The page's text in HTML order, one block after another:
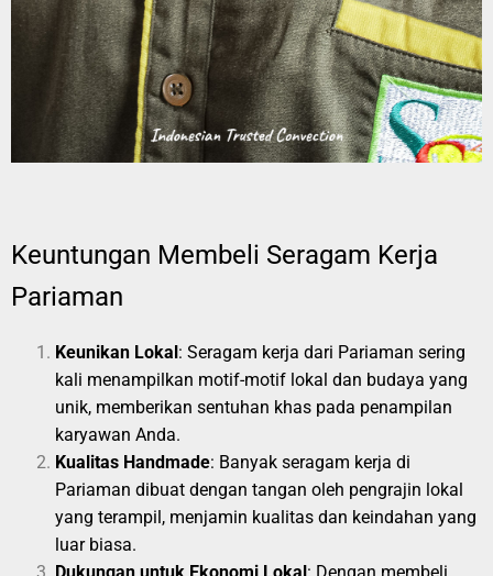
Keuntungan Membeli Seragam Kerja
Pariaman
Keunikan Lokal : Seragam kerja dari Pariaman sering
kali menampilkan motif-motif lokal dan budaya yang
unik, memberikan sentuhan khas pada penampilan
karyawan Anda.
Kualitas Handmade: Banyak seragam kerja di
Pariaman dibuat dengan tangan oleh pengrajin lokal
yang terampil, menjamin kualitas dan keindahan yang
luar biasa.